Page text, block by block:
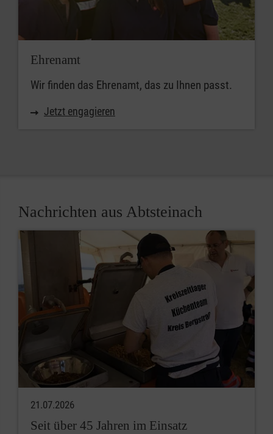
Ehrenamt
Wir finden das Ehrenamt, das zu Ihnen passt.
Jetzt engagieren
Nachrichten aus Abtsteinach
21.07.2026
Seit über 45 Jahren im Einsatz